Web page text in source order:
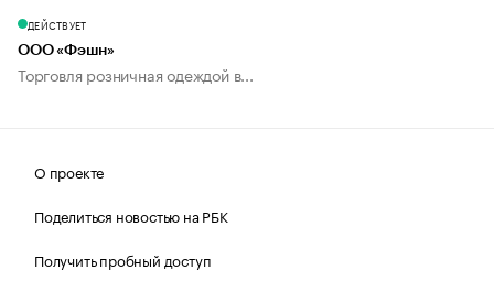
ДЕЙСТВУЕТ
ООО «Фэшн»
Торговля розничная одеждой в...
О проекте
Поделиться новостью на РБК
Получить пробный доступ